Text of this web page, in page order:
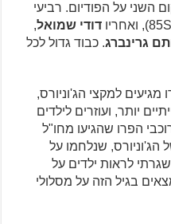
השני על הפודיום. רביעי
דודי שמואל,
גרינברג. כבוד גדול לכל
למקצי הג'וניורס,
יותר, ועוזרים לילדים
הפרו שהגיעו מחו"ל
הג'וניורס, שנלחמו על
לראות ילדים על
בגיל הזה על מסלולי